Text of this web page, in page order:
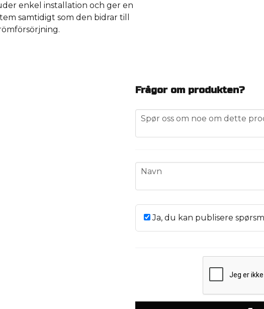
enkel installation och ger en
samtidigt som den bidrar till
Frågor om produkten?
question
Spør oss om noe om dette
name
Navn
Ja, du kan publisere